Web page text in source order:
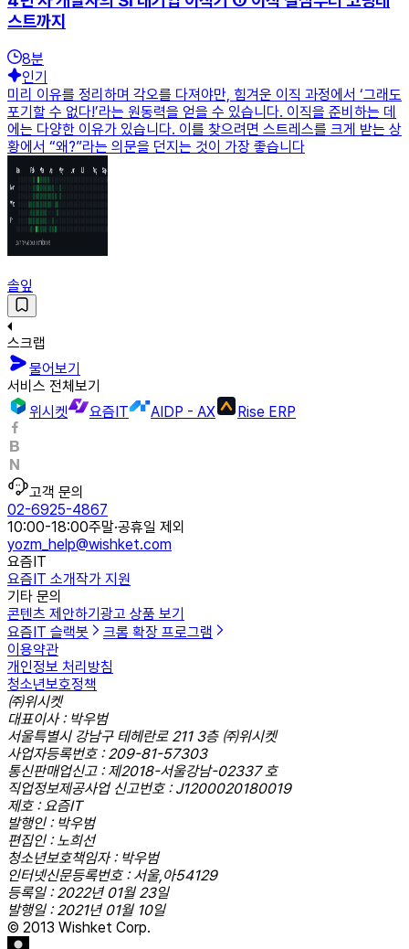
스트까지
8분
인기
미리 이유를 정리하며 각오를 다져야만, 힘겨운 이직 과정에서 ‘그래도
포기할 수 없다!’라는 원동력을 얻을 수 있습니다. 이직을 준비하는 데
에는 다양한 이유가 있습니다. 이를 찾으려면 스트레스를 크게 받는 상
황에서 “왜?”라는 의문을 던지는 것이 가장 좋습니다
솔잎
스크랩
물어보기
서비스 전체보기
위시켓
요즘IT AIDP - AX Rise ERP
고객 문의
02-6925-4867
10:00-18:00주말·공휴일 제외
yozm_help@wishket.com
요즘IT
요즘IT 소개작가 지원
기타 문의
콘텐츠 제안하기 광고 상품 보기
요즘IT 슬랙봇
크롬 확장 프로그램
이용약관
개인정보 처리방침
청소년보호정책
㈜위시켓
대표이사 : 박우범
서울특별시 강남구 테헤란로 211 3층 ㈜위시켓
사업자등록번호 : 209-81-57303
통신판매업신고 : 제2018-서울강남-02337 호
직업정보제공사업 신고번호 : J1200020180019
제호 : 요즘IT
발행인 : 박우범
편집인 : 노희선
청소년보호책임자 : 박우범
인터넷신문등록번호 : 서울,아54129
등록일 : 2022년 01월 23일
발행일 : 2021년 01월 10일
© 2013 Wishket Corp.